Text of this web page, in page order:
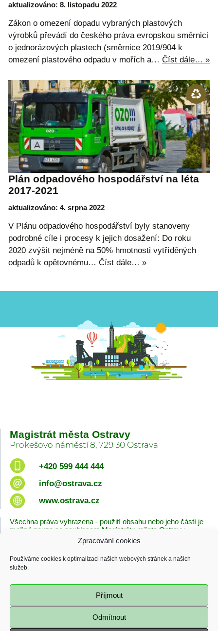
Zpracování cookies
Používáme cookies k optimalizaci našich webových stránek a našich
služeb.
Příjmout
Odmítnout
aktualizováno: 8. listopadu 2022
Zákon o omezení dopadu vybraných plastových
výrobků převádí do českého práva evropskou směrnici
o jednorázových plastech (směrnice 2019/904 k
omezení plastového odpadu v mořích a… Číst dále… »
Plán odpadového hospodářství na léta
2017-2021
aktualizováno: 4. srpna 2022
V Plánu odpadového hospodářství byly stanoveny
podrobné cíle i procesy k jejich dosažení: Do roku
2020 zvýšit nejméně na 50% hmotnosti vytříděných
odpadů k opětovnému… Číst dále… »
Magistrát města Ostravy
Prokešovo náměstí 8, 729 30 Ostrava
+420 599 444 444
info@ostrava.cz
www.ostrava.cz
Všechna práva vyhrazena - použití obsahu nebo jeho částí je
možné pouze se souhlasem Magistrátu města Ostravy.
Zásady cookies
Poslední změna